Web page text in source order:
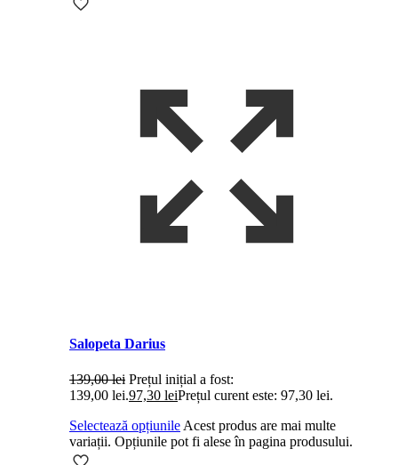
Salopeta Darius
139,00lei Prețul inițial a fost:
139,00 lei.97,30 leiPrețul curent este: 97,30 lei.
Selectează opțiunile Acest produs are mai multe
variații. Opțiunile pot fi alese în pagina produsului.